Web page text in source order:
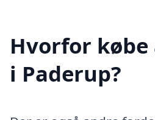
Hvorfor
i Paderup?